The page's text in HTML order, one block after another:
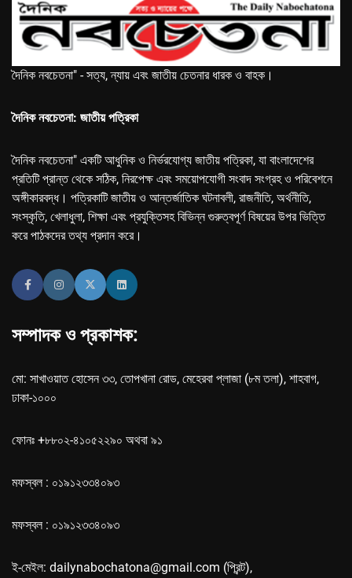
দৈনিক নবচেতনা" - সত্য, ন্যায় এবং জাতীয় চেতনার ধারক ও বাহক।
দৈনিক নবচেতনা: জাতীয় পত্রিকা
দৈনিক নবচেতনা" একটি আধুনিক ও নির্ভরযোগ্য জাতীয় পত্রিকা, যা বাংলাদেশের
প্রতিটি প্রান্ত থেকে সঠিক, নিরপেক্ষ এবং সময়োপযোগী সংবাদ সংগ্রহ ও পরিবেশনে
অঙ্গীকারবদ্ধ। পত্রিকাটি জাতীয় ও আন্তর্জাতিক ঘটনাবলী, রাজনীতি, অর্থনীতি,
সংস্কৃতি, খেলাধুলা, শিক্ষা এবং প্রযুক্তিসহ বিভিন্ন গুরুত্বপূর্ণ বিষয়ের উপর ভিত্তি
করে পাঠকদের তথ্য প্রদান করে।
সম্পাদক ও প্রকাশক:
মো: সাখাওয়াত হোসেন ৩৩, তোপখানা রোড, মেহেরবা প্লাজা (৮ম তলা), শাহবাগ,
ঢাকা-১০০০
ফোনঃ +৮৮০২-৪১০৫২২৯০ অথবা ৯১
মফস্বল : ০১৯১২৩৩৪০৯৩
মফস্বল : ০১৯১২৩৩৪০৯৩
ই-মেইল: dailynabochatona@gmail.com (প্রিন্ট),